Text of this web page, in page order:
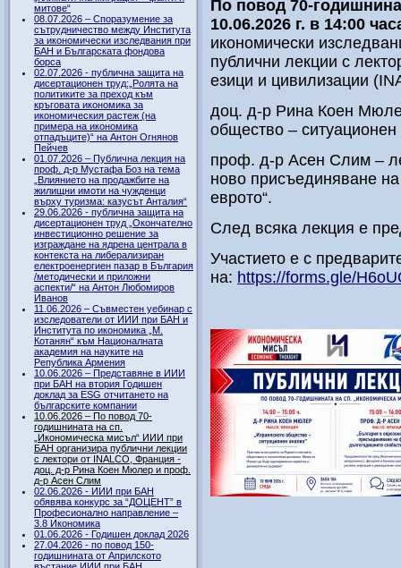
митове“
08.07.2026 – Споразумение за
сътрудничество между Института
за икономически изследвания при
БАН и Българската фондова
борса
02.07.2026 - публична защита на
дисертационен труд:„Ролята на
политиките за преход към
кръговата икономика за
икономическия растеж (на
примера на икономика
отпадъците)“ на Антон Огнянов
Пейчев
01.07.2026 – Публична лекция на
проф. д-р Мустафа Боз на тема
„Влиянието на продажбите на
жилищни имоти на чужденци
върху туризма: казусът Анталия“
29.06.2026 - публична защита на
дисертационен труд „Окончателно
инвестиционно решение за
изграждане на ядрена централа в
контекста на либерализиран
електроенергиен пазар в България
/методически и приложни
аспекти/“ на Антон Любомиров
Иванов
11.06.2026 – Съвместен уебинар с
изследователи от ИИИ при БАН и
Института по икономика „М.
Котанян“ към Националната
академия на науките на
Република Армения
10.06.2026 – Представяне в ИИИ
при БАН на втория Годишен
доклад за ESG отчитането на
българските компании
10.06.2026 – По повод 70-
годишнината на сп.
„Икономическа мисъл“ ИИИ при
БАН организира публични лекции
с лектори от INALCO, Франция -
доц. д-р Рина Коен Мюлер и проф.
д-р Асен Слим
02.06.2026 - ИИИ при БАН
обявява конкурс за “ДОЦЕНТ” в
Професионално направление –
3.8 Икономика
01.06.2026 - Годишен доклад 2026
27.04.2026 - по повод 150-
годишнината от Априлското
По повод 70-
10.06.2026 г. в 14:00
икономически
публични лекции с
езици и цивилизации
доц. д-р Рина Коен
общество – ситуационен
проф. д-р Асен Слим –
ново присъединяване
еврото“.
След всяка лекция е
Участието е с
на: https://forms.gle/